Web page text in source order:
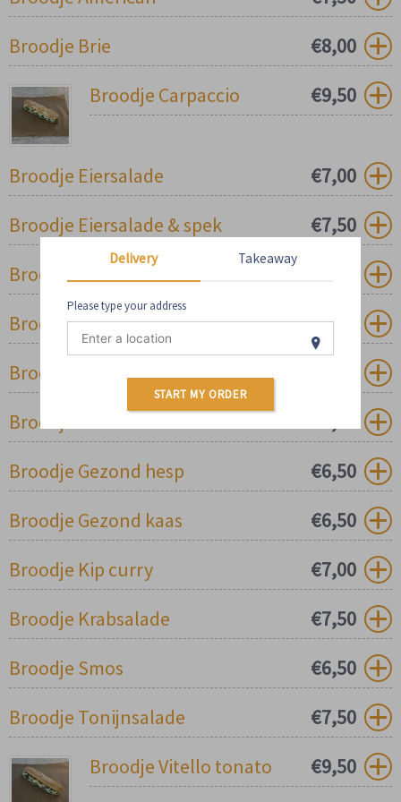
Broodje Brie
€8,00
Broodje Carpaccio
€9,50
Broodje Eiersalade €7,00
Broodje Eiersalade & spek
€7,50
Broodje Geitenkaas
Broodje Geitenkaas & spek
€8,50
Broodje Gerookte zalm
Broodje Gezond
Broodje Gezond hesp
€6,50
Broodje Gezond kaas
€6,50
Broodje Kip curry
€7,00
Broodje Krabsalade
€7,50
Broodje Smos
€6,50
Broodje Tonijnsalade
€7,50
Broodje Vitello tonato
€9,50
Delivery Takeaway
Please type your address
START MY ORDER